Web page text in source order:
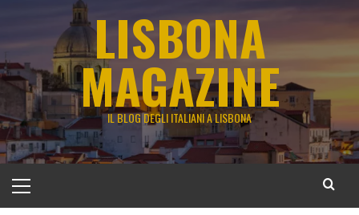
LISBONA
MAGAZINE
IL BLOG DEGLI ITALIANI A LISBONA
principale